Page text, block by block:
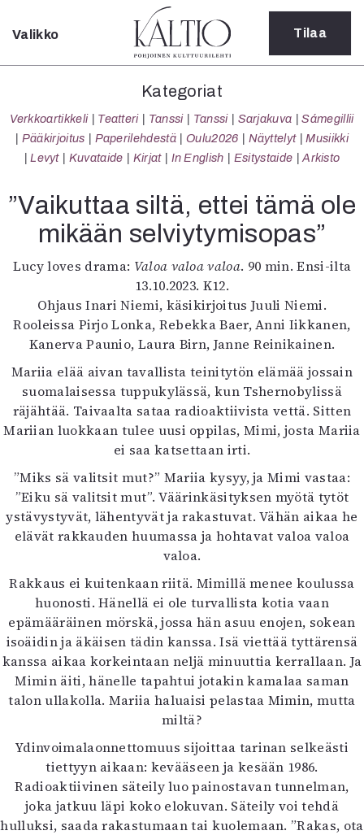
Sulje
Kategoriat
Verkkoartikkeli
Teatteri
Tanssi
Sarjakuva
Sámegillii
Pääkirjoitus
Oulu2026
Näyttelyt
Musiikki
Levyt
Kuvataide
Kirjat
In English
Esitystaide
Arkisto
Lehdet
4/2026
2–3/2026
1/2026
6/2025
5/2025 saame
5/2025
Lehtiarkisto
Info
Tilaus ja irtonumerot
Yhteistyössä
Toimitus
Mediatiedot
Kaltio ry
Valikko Tilaa
Kategoriat
Verkkoartikkeli Teatteri Tanssi Tanssi Sarjakuva
Sámegillii
Pääkirjoitus
Paperilehdestä Oulu2026 Näyttelyt
Musiikki
Levyt
Kuvataide Kirjat In English Esitystaide Arkisto
”Vaikuttaa siltä, ettei tämä ole
mikään selviytymisopas”
Lucy loves drama: Valoa valoa valoa. 90 min. Ensi-ilta
13.10.2023. K12.
Ohjaus Inari Niemi, käsikirjoitus Juuli Niemi.
Rooleissa Pirjo Lonka, Rebekka Baer, Anni Iikkanen,
Kanerva Paunio, Laura Birn, Janne Reinikainen.
Mariia elää aivan tavallista teinitytön elämää jossain
suomalaisessa tuppukylässä, kun Tshernobylissä
räjähtää. Taivaalta sataa radioaktiivista vettä. Sitten
Mariian luokkaan tulee uusi oppilas, Mimi, josta Mariia
ei saa katsettaan irti.
”Miks sä valitsit mut?” Mariia kysyy, ja Mimi vastaa:
”Eiku sä valitsit mut”. Väärinkäsityksen myötä tytöt
ystävystyvät, lähentyvät ja rakastuvat. Vähän aikaa he
elävät rakkauden huumassa ja hohtavat valoa valoa
valoa.
Rakkaus ei kuitenkaan riitä. Mimillä menee koulussa
huonosti. Hänellä ei ole turvallista kotia vaan
epämääräinen mörskä, jossa hän asuu enojen, sokean
isoäidin ja äkäisen tädin kanssa. Isä viettää tyttärensä
kanssa aikaa korkeintaan neljä minuuttia kerrallaan. Ja
Mimin äiti, hänelle tapahtui jotakin kamalaa saman
talon ullakolla. Mariia haluaisi pelastaa Mimin, mutta
miltä?
Ydinvoimalaonnettomuus sijoittaa tarinan selkeästi
tiettyyn aikaan: kevääseen ja kesään 1986.
Radioaktiivinen säteily luo painostavan tunnelman,
joka jatkuu läpi koko elokuvan. Säteily voi tehdä
hulluksi, saada rakastumaan tai kuolemaan. ”Rakas, ota